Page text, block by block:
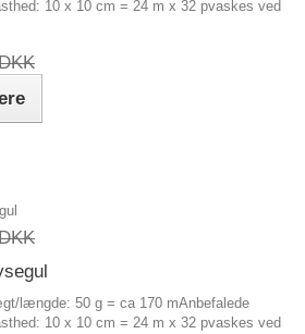
10 x 10 cm = 24 m x 32 pvaskes ved
længde: 50 g = ca 170 mAnbefalede
10 x 10 cm = 24 m x 32 pvaskes ved